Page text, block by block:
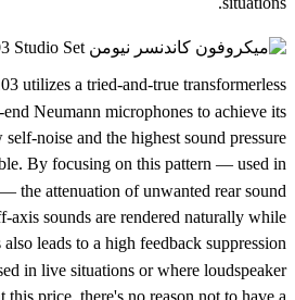
utilizes a tried-and-true transformerless
Neumann microphones to achieve its
noise and the highest sound pressure
By focusing on this pattern — used in
the attenuation of unwanted rear sound
axis sounds are rendered naturally while
leads to a high feedback suppression
in live situations or where loudspeaker
price, there's no reason not to have a